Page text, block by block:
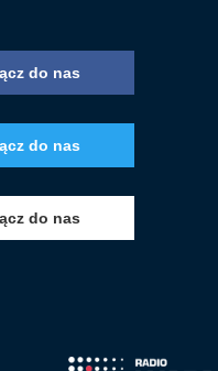
do nas
do nas
do nas